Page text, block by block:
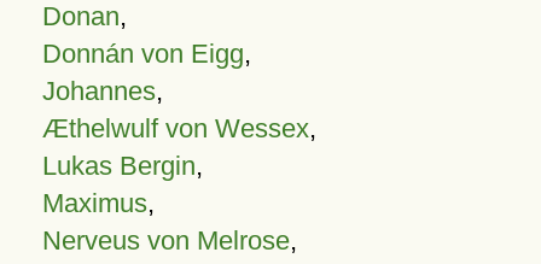
Donan,
Donnán von Eigg,
Johannes,
Æthelwulf von Wessex,
Lukas Bergin,
Maximus,
Nerveus von Melrose,